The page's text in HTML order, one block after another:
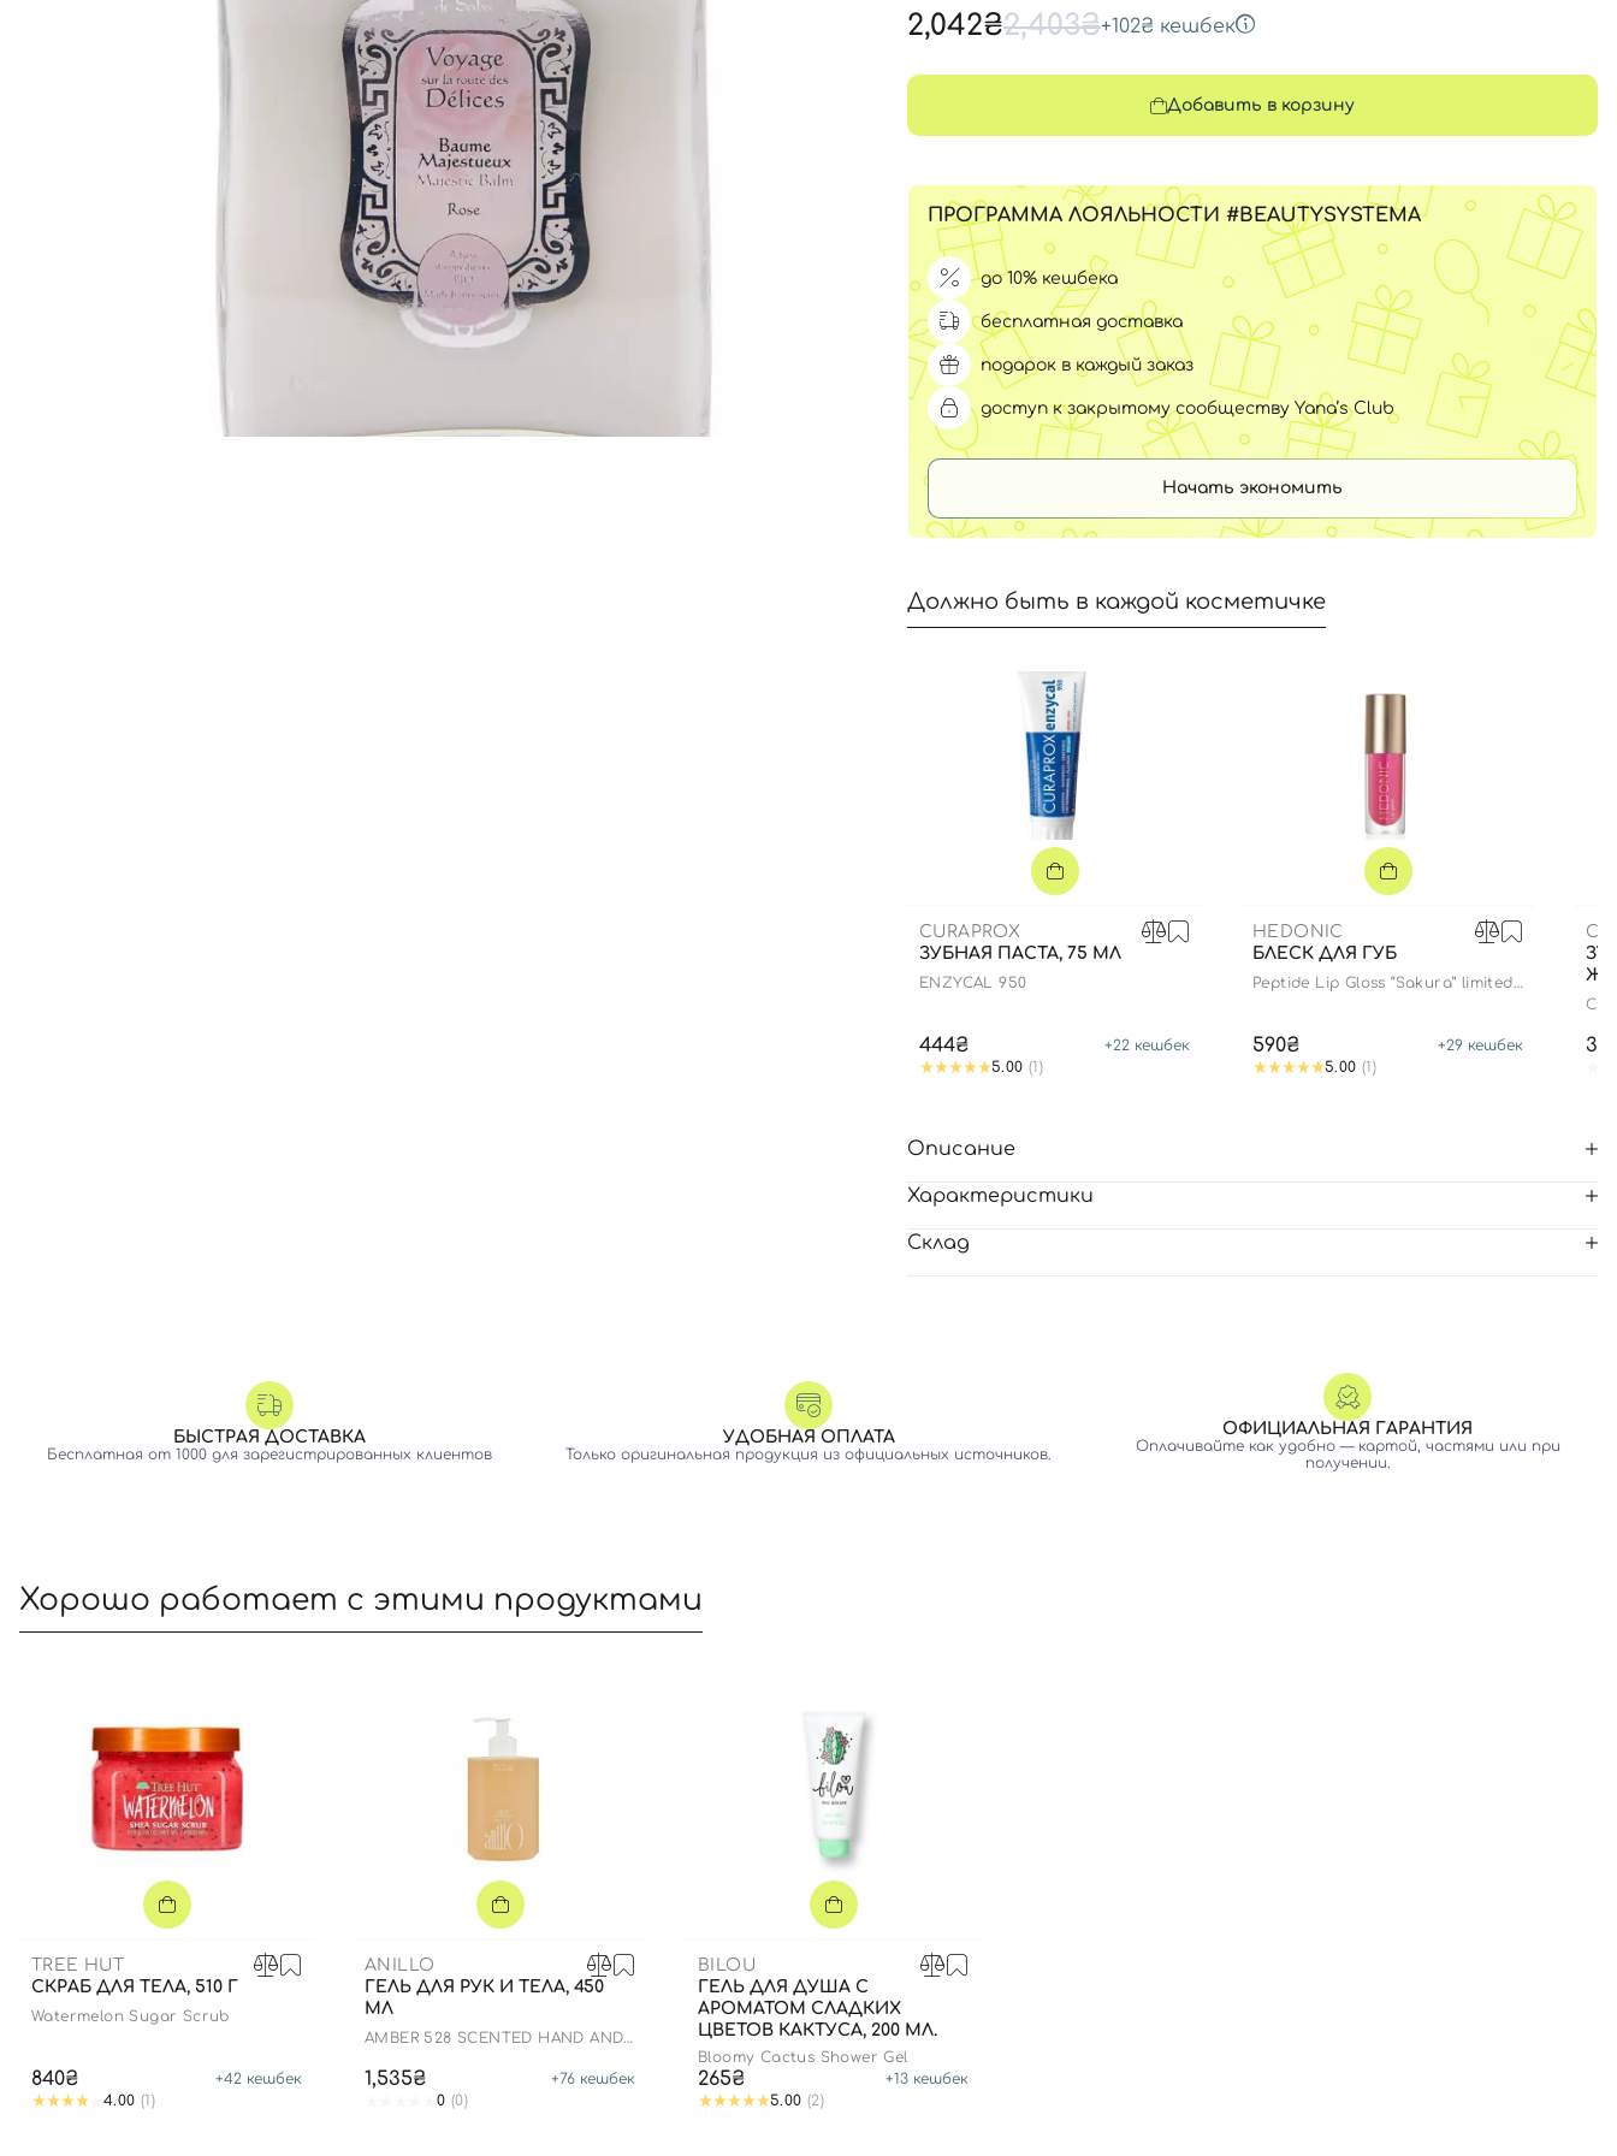
Все товары
2,042₴2,403₴+102₴ кешбек
Добавить в корзину
ПРОГРАММА ЛОЯЛЬНОСТИ #BEAUTYSYSTEMA
до 10% кешбека
бесплатная доставка
подарок в каждый заказ
доступ к закрытому сообществу Yana’s Club
Начать экономить
Должно быть в каждой косметичке
CURAPROX
ЗУБНАЯ ПАСТА, 75 МЛ
ENZYCAL 950
444₴ +22 кешбек
5.00 (1)
HEDONIC
БЛЕСК ДЛЯ ГУБ
Peptide Lip Gloss “Sakura” limited
590₴ +29 кешбек
5.00 (1)
CS
Описание
Характеристики
Склад
БЫСТРАЯ ДОСТАВКА
Бесплатная от 1000 для зарегистрированных клиентов
УДОБНАЯ ОПЛАТА
Только оригинальная продукция из официальных источников.
ОФИЦИАЛЬНАЯ ГАРАНТИЯ
Оплачивайте как удобно — картой, частями или при
получении.
Хорошо работает с этими продуктами
TREE HUT
СКРАБ ДЛЯ ТЕЛА, 510 Г
Watermelon Sugar Scrub
840₴ +42 кешбек
4.00 (1)
ANILLO
ГЕЛЬ ДЛЯ РУК И ТЕЛА, 450
МЛ
AMBER 528 SCENTED HAND AND
1,535₴ +76 кешбек
0 (0)
BILOU
ГЕЛЬ ДЛЯ ДУША С
АРОМАТОМ СЛАДКИХ
ЦВЕТОВ КАКТУСА, 200 МЛ.
Bloomy Cactus Shower Gel
265₴ +13 кешбек
5.00 (2)
Вход Регистрация
Номер телефона